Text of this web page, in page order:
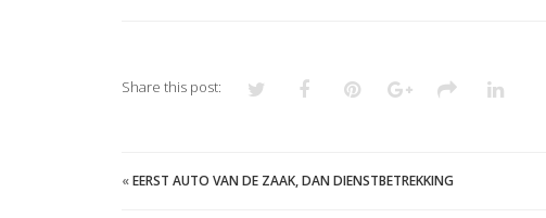
Share this post:
«EERST AUTO VAN DE ZAAK, DAN DIENSTBETREKKING